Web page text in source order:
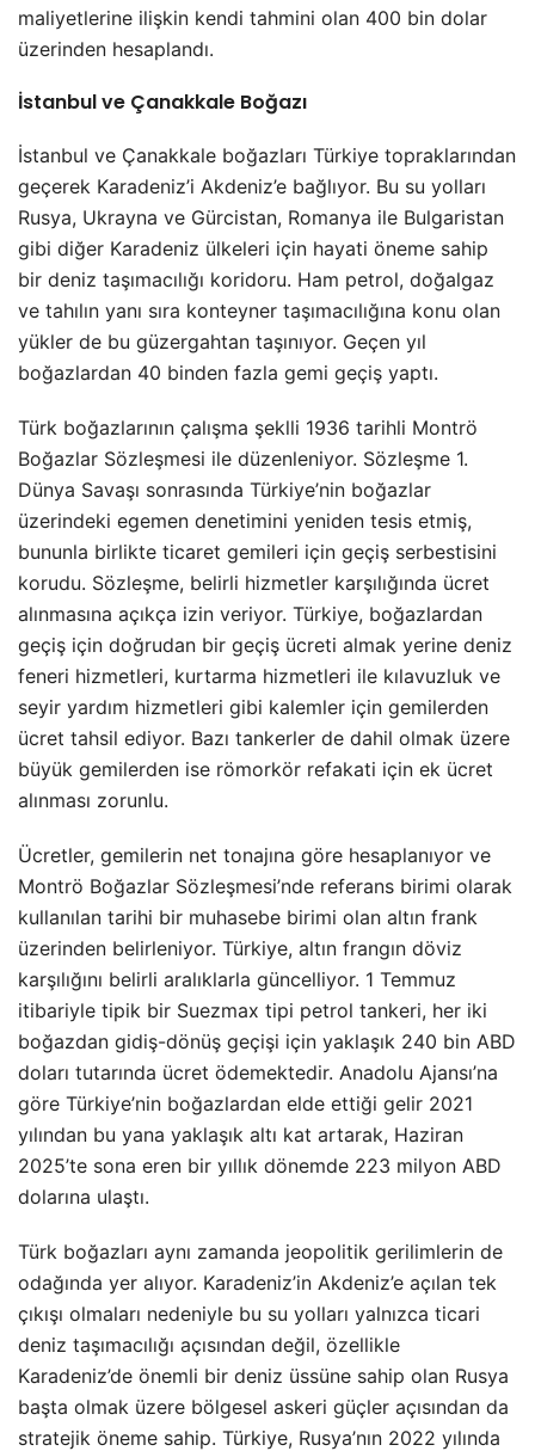
maliyetlerine ilişkin kendi tahmini olan 400 bin dolar
üzerinden hesaplandı.
İstanbul ve Çanakkale Boğazı
İstanbul ve Çanakkale boğazları Türkiye topraklarından
geçerek Karadeniz’i Akdeniz’e bağlıyor. Bu su yolları
Rusya, Ukrayna ve Gürcistan, Romanya ile Bulgaristan
gibi diğer Karadeniz ülkeleri için hayati öneme sahip
bir deniz taşımacılığı koridoru. Ham petrol, doğalgaz
ve tahılın yanı sıra konteyner taşımacılığına konu olan
yükler de bu güzergahtan taşınıyor. Geçen yıl
boğazlardan 40 binden fazla gemi geçiş yaptı.
Türk boğazlarının çalışma şeklli 1936 tarihli Montrö
Boğazlar Sözleşmesi ile düzenleniyor. Sözleşme 1.
Dünya Savaşı sonrasında Türkiye’nin boğazlar
üzerindeki egemen denetimini yeniden tesis etmiş,
bununla birlikte ticaret gemileri için geçiş serbestisini
korudu. Sözleşme, belirli hizmetler karşılığında ücret
alınmasına açıkça izin veriyor. Türkiye, boğazlardan
geçiş için doğrudan bir geçiş ücreti almak yerine deniz
feneri hizmetleri, kurtarma hizmetleri ile kılavuzluk ve
seyir yardım hizmetleri gibi kalemler için gemilerden
ücret tahsil ediyor. Bazı tankerler de dahil olmak üzere
büyük gemilerden ise römorkör refakati için ek ücret
alınması zorunlu.
Ücretler, gemilerin net tonajına göre hesaplanıyor ve
Montrö Boğazlar Sözleşmesi’nde referans birimi olarak
kullanılan tarihi bir muhasebe birimi olan altın frank
üzerinden belirleniyor. Türkiye, altın frangın döviz
karşılığını belirli aralıklarla güncelliyor. 1 Temmuz
itibariyle tipik bir Suezmax tipi petrol tankeri, her iki
boğazdan gidiş-dönüş geçişi için yaklaşık 240 bin ABD
doları tutarında ücret ödemektedir. Anadolu Ajansı’na
göre Türkiye’nin boğazlardan elde ettiği gelir 2021
yılından bu yana yaklaşık altı kat artarak, Haziran
2025’te sona eren bir yıllık dönemde 223 milyon ABD
dolarına ulaştı.
Türk boğazları aynı zamanda jeopolitik gerilimlerin de
odağında yer alıyor. Karadeniz’in Akdeniz’e açılan tek
çıkışı olmaları nedeniyle bu su yolları yalnızca ticari
deniz taşımacılığı açısından değil, özellikle
Karadeniz’de önemli bir deniz üssüne sahip olan Rusya
başta olmak üzere bölgesel askeri güçler açısından da
stratejik öneme sahip. Türkiye, Rusya’nın 2022 yılında